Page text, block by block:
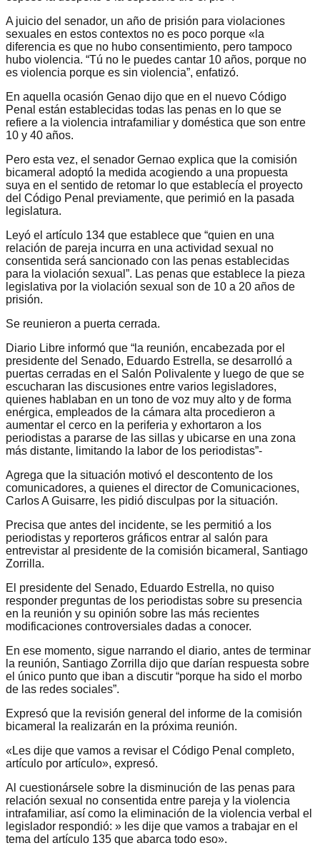
A juicio del senador, un año de prisión para violaciones
sexuales en estos contextos no es poco porque «la
diferencia es que no hubo consentimiento, pero tampoco
hubo violencia. “Tú no le puedes cantar 10 años, porque no
es violencia porque es sin violencia”, enfatizó.
En aquella ocasión Genao dijo que en el nuevo Código
Penal están establecidas todas las penas en lo que se
refiere a la violencia intrafamiliar y doméstica que son entre
10 y 40 años.
Pero esta vez, el senador Gernao explica que la comisión
bicameral adoptó la medida acogiendo a una propuesta
suya en el sentido de retomar lo que establecía el proyecto
del Código Penal previamente, que perimió en la pasada
legislatura.
Leyó el artículo 134 que establece que “quien en una
relación de pareja incurra en una actividad sexual no
consentida será sancionado con las penas establecidas
para la violación sexual”. Las penas que establece la pieza
legislativa por la violación sexual son de 10 a 20 años de
prisión.
Se reunieron a puerta cerrada.
Diario Libre informó que “la reunión, encabezada por el
presidente del Senado, Eduardo Estrella, se desarrolló a
puertas cerradas en el Salón Polivalente y luego de que se
escucharan las discusiones entre varios legisladores,
quienes hablaban en un tono de voz muy alto y de forma
enérgica, empleados de la cámara alta procedieron a
aumentar el cerco en la periferia y exhortaron a los
periodistas a pararse de las sillas y ubicarse en una zona
más distante, limitando la labor de los periodistas”-
Agrega que la situación motivó el descontento de los
comunicadores, a quienes el director de Comunicaciones,
Carlos A Guisarre, les pidió disculpas por la situación.
Precisa que antes del incidente, se les permitió a los
periodistas y reporteros gráficos entrar al salón para
entrevistar al presidente de la comisión bicameral, Santiago
Zorrilla.
El presidente del Senado, Eduardo Estrella, no quiso
responder preguntas de los periodistas sobre su presencia
en la reunión y su opinión sobre las más recientes
modificaciones controversiales dadas a conocer.
En ese momento, sigue narrando el diario, antes de terminar
la reunión, Santiago Zorrilla dijo que darían respuesta sobre
el único punto que iban a discutir “porque ha sido el morbo
de las redes sociales”.
Expresó que la revisión general del informe de la comisión
bicameral la realizarán en la próxima reunión.
«Les dije que vamos a revisar el Código Penal completo,
artículo por artículo», expresó.
Al cuestionársele sobre la disminución de las penas para
relación sexual no consentida entre pareja y la violencia
intrafamiliar, así como la eliminación de la violencia verbal el
legislador respondió: » les dije que vamos a trabajar en el
tema del artículo 135 que abarca todo eso».